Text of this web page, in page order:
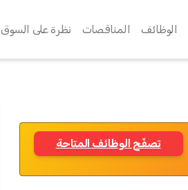
الوظائف المناقصات نظرة على السوق
تصفّح الوظائف المتاحة